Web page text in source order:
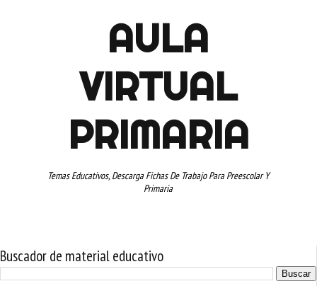
AULA
VIRTUAL
PRIMARIA
Temas Educativos, Descarga Fichas De Trabajo Para Preescolar Y
Primaria
Buscador de material educativo